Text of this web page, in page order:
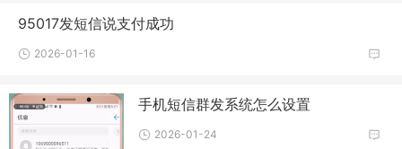
95017发短信说支付成功
2026-01-16
手机短信群发系统怎么设置
2026-01-24